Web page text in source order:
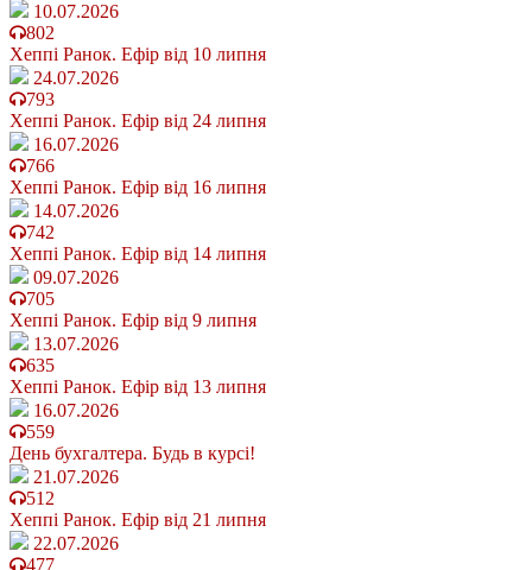
10.07.2026
802
Хеппі Ранок. Ефір від 10 липня
24.07.2026
793
Хеппі Ранок. Ефір від 24 липня
16.07.2026
766
Хеппі Ранок. Ефір від 16 липня
14.07.2026
742
Хеппі Ранок. Ефір від 14 липня
09.07.2026
705
Хеппі Ранок. Ефір від 9 липня
13.07.2026
635
Хеппі Ранок. Ефір від 13 липня
16.07.2026
559
День бухгалтера. Будь в курсі!
21.07.2026
512
Хеппі Ранок. Ефір від 21 липня
22.07.2026
477